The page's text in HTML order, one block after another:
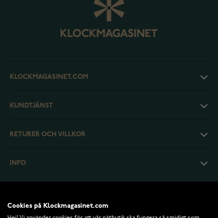
KLOCKMAGASINET.COM
KUNDTJÄNST
RETURER OCH VILLKOR
INFO
Cookies på Klockmagasinet.com